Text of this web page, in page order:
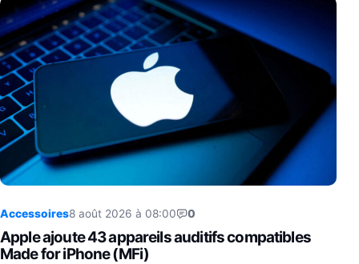
Accessoires8 août 2026 à 08:00 0
Apple ajoute 43 appareils auditifs compatibles
Made for iPhone (MFi)